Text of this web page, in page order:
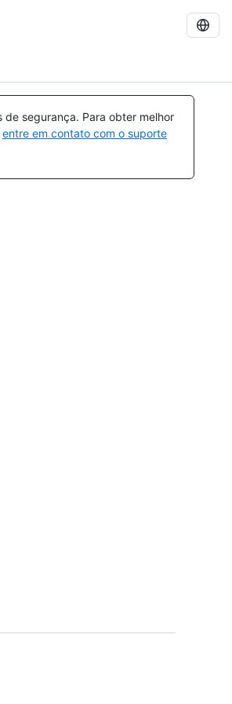
segurança. Para obter melhor
entre em contato com o suporte